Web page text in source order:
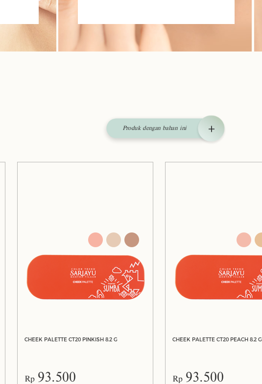
Produk dengan bahan ini
CHEEK PALETTE CT20 PINKISH 8.2 G
Rp 93.500
CHEEK PALETTE CT20 PEACH 8.2 G
Rp 93.500